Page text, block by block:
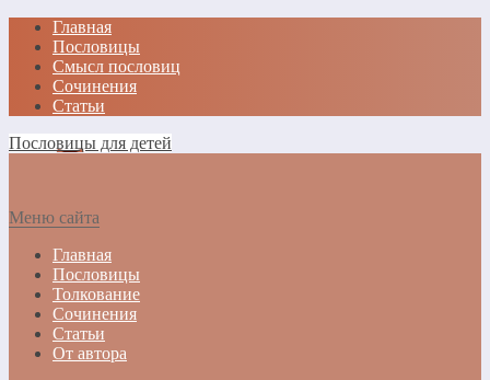
Главная
Пословицы
Смысл пословиц
Сочинения
Статьи
Пословицы для детей
Меню сайта
Главная
Пословицы
Толкование
Сочинения
Статьи
От автора